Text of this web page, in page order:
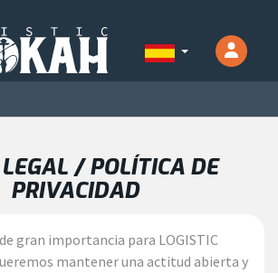
/ POLÍTICA DE
PRIVACIDAD
gran importancia para LOGISTIC
mantener una actitud abierta y